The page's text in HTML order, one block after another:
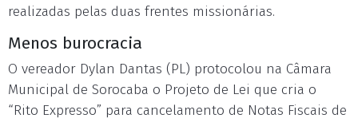
realizadas pelas duas frentes missionárias.
Menos burocracia
O vereador Dylan Dantas (PL) protocolou na Câmara
Municipal de Sorocaba o Projeto de Lei que cria o
“Rito Expresso” para cancelamento de Notas Fiscais de